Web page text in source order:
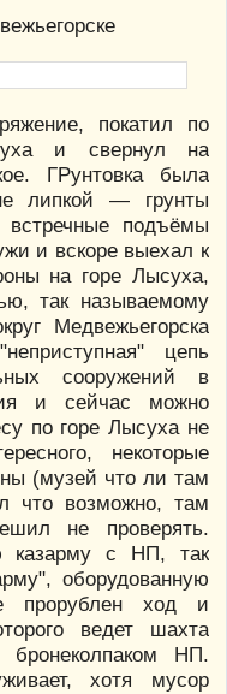
покатил по
и свернул на
ГРунтовка была
липкой — грунты
подъёмы
и вскоре выехал к
на горе Лысуха,
так называемому
Медвежьегорска
цепь
сооружений в
и сейчас можно
по горе Лысуха не
некоторые
(музей что ли там
что возможно, там
не проверять.
казарму с НП, так
оборудованную
прорублен ход и
ведет шахта
бронеколпаком НП.
хотя мусор